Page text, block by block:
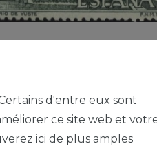
d'entre eux sont
ce site web et
ici de plus amples